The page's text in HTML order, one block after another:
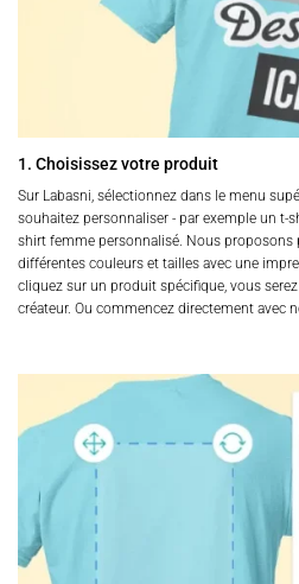
1. Choisissez votre produit
Sur Labasni, sélectionnez dans le menu
souhaitez personnaliser - par exemple un
shirt femme personnalisé. Nous proposons
différentes couleurs et tailles avec une
cliquez sur un produit spécifique, vous
créateur. Ou commencez directement avec